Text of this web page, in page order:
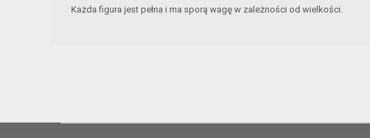
Każda figura jest pełna i ma sporą wagę w zależności od wielkości.